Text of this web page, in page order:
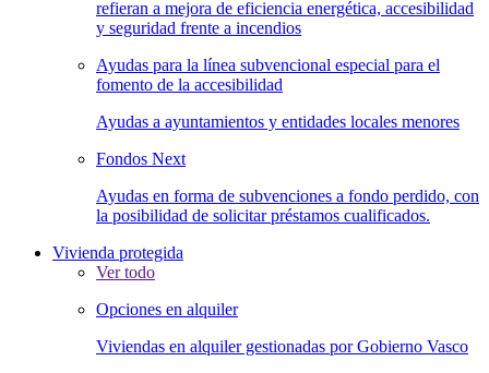
refieran a mejora de eficiencia energética, accesibilidad
y seguridad frente a incendios
Ayudas para la línea subvencional especial para el
fomento de la accesibilidad
Ayudas a ayuntamientos y entidades locales menores
Fondos Next
Ayudas en forma de subvenciones a fondo perdido, con
la posibilidad de solicitar préstamos cualificados.
Vivienda protegida
Ver todo
Opciones en alquiler
Viviendas en alquiler gestionadas por Gobierno Vasco